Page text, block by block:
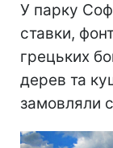
У парку
ставки,
грецьких
дерев та
замовляли